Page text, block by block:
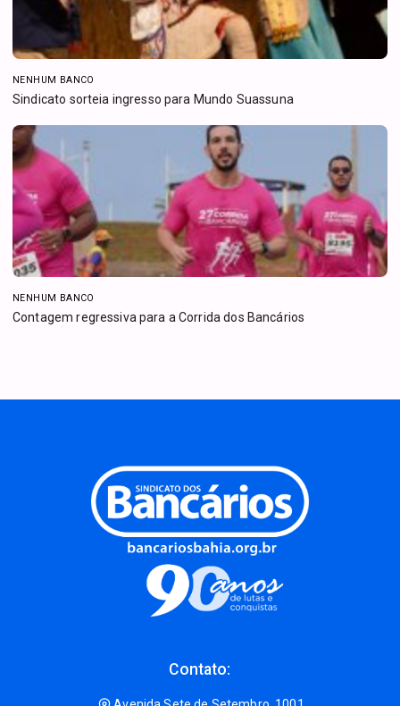
NENHUM BANCO
Sindicato sorteia ingresso para Mundo Suassuna
NENHUM BANCO
Contagem regressiva para a Corrida dos Bancários
Contato: